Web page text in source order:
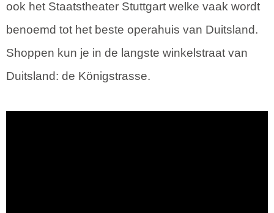
ook het Staatstheater Stuttgart welke vaak wordt
benoemd tot het beste operahuis van Duitsland.
Shoppen kun je in de langste winkelstraat van
Duitsland: de Königstrasse.